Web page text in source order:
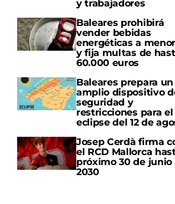
y trabajadores
Baleares prohibirá
vender bebidas
energéticas a
y fija multas de
60.000 euros
Baleares prepara un
amplio dispositivo
seguridad y
restricciones para el
eclipse del 12 de
Josep Cerdà firma
el RCD Mallorca
próximo 30 de junio
2030